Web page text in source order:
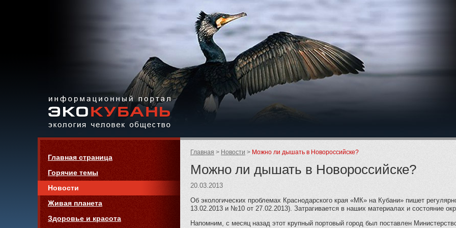
Информационный портал
«ЭКО-КУБАНЬ»
Родительские
Главная Новости Можно ли дышать в Новороссийске?
Можно ли дышать в Новороссийске?
20.03.2013
Об экологических проблемах Краснодарского края «МК» на Кубани» пишет
13.02.2013 и №10 от 27.02.2013). Затрагивается в наших материалах и состояние
Напомним, с месяц назад этот крупный портовый город был поставлен
Навигация
Главная страница
Горячие темы
Новости
Живая планета
Здоровье и красота